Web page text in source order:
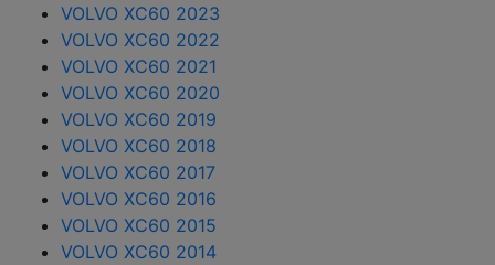
VOLVO XC60 2023
VOLVO XC60 2022
VOLVO XC60 2021
VOLVO XC60 2020
VOLVO XC60 2019
VOLVO XC60 2018
VOLVO XC60 2017
VOLVO XC60 2016
VOLVO XC60 2015
VOLVO XC60 2014